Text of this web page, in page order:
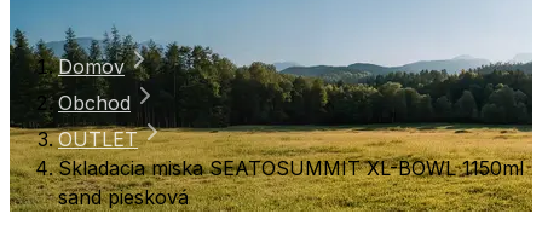
Domov
Obchod
OUTLET
Skladacia miska SEATOSUMMIT XL-BOWL 1150ml
sand piesková